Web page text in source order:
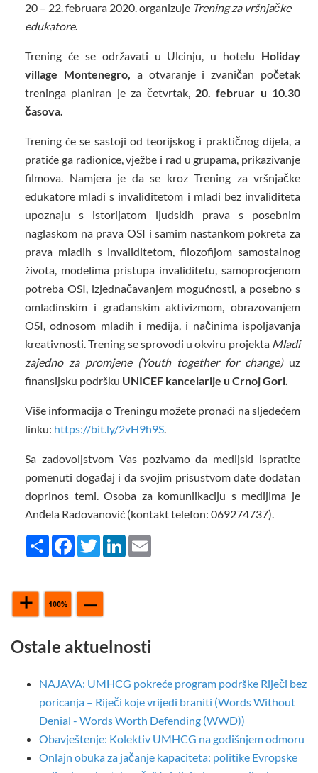
20 – 22. februara 2020. organizuje Trening za vršnjačke
edukatore.
Trening će se održavati u Ulcinju, u hotelu Holiday
village Montenegro, a otvaranje i zvaničan početak
treninga planiran je za četvrtak, 20. februar u 10.30
časova.
Trening će se sastoji od teorijskog i praktičnog dijela, a
pratiće ga radionice, vježbe i rad u grupama, prikazivanje
filmova. Namjera je da se kroz Trening za vršnjačke
edukatore mladi s invaliditetom i mladi bez invaliditeta
upoznaju s istorijatom ljudskih prava s posebnim
naglaskom na prava OSI i samim nastankom pokreta za
prava mladih s invaliditetom, filozofijom samostalnog
života, modelima pristupa invaliditetu, samoprocjenom
potreba OSI, izjednačavanjem mogućnosti, a posebno s
omladinskim i građanskim aktivizmom, obrazovanjem
OSI, odnosom mladih i medija, i načinima ispoljavanja
kreativnosti. Trening se sprovodi u okviru projekta Mladi
zajedno za promjene (Youth together for change) uz
finansijsku podršku UNICEF kancelarije u Crnoj Gori.
Više informacija o Treningu možete pronaći na sljedećem
linku: https://bit.ly/2vH9h9S.
Sa zadovoljstvom Vas pozivamo da medijski ispratite
pomenuti događaj i da svojim prisustvom date dodatan
doprinos temi. Osoba za komuniikaciju s medijima je
Anđela Radovanović (kontakt telefon: 069274737).
Share FacebookTwitterLinkedIn
Ostale aktuelnosti
NAJAVA: UMHCG pokreće program podrške Riječi bez
poricanja – Riječi koje vrijedi braniti (Words Without
Denial - Words Worth Defending (WWD))
Obavještenje: Kolektiv UMHCG na godišnjem odmoru
Onlajn obuka za jačanje kapaciteta: politike Evropske